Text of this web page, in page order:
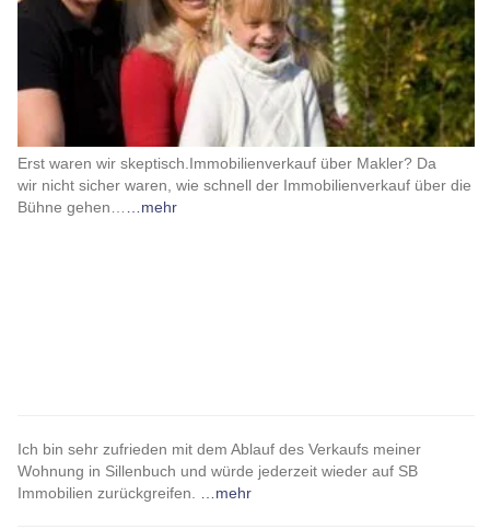
Erst waren wir skeptisch.Immobilienverkauf über Makler? Da
wir nicht sicher waren, wie schnell der Immobilienverkauf über die
Bühne gehen…
…mehr
Ich bin sehr zufrieden mit dem Ablauf des Verkaufs meiner
Wohnung in Sillenbuch und würde jederzeit wieder auf SB
Immobilien zurückgreifen.
…mehr